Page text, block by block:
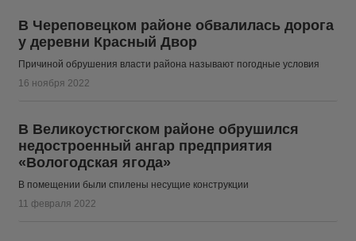
В Череповецком районе обвалилась дорога
у деревни Красный Двор
Причиной обрушения власти района называют погодные условия
16 ноября 2022
В Великоустюгском районе обрушился
недостроенный ангар предприятия
«Вологодская ягода»
В помещении были спилены несущие конструкции
11 февраля 2022